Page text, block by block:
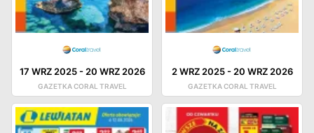
17 WRZ 2025- 20 WRZ 2026
GAZETKA CORAL TRAVEL
2 WRZ 2025- 20 WRZ 2026
GAZETKA CORAL TRAVEL